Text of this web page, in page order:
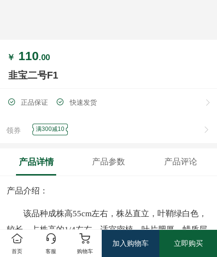
￥ 110.00
韭宝二号F1
正品保证 快速发货
领券 满300减10
产品详情 产品参数 产品评论
产品介绍：
该品种成株高55cm左右，株丛直立，叶鞘绿白色，
较长，占株高的1/4左右，适宜密植，叶片肥厚，蜡质层
较厚，光泽好，叶色深绿。通过对比，平韭系列、独根
首页 客服 购物车
加入购物车 立即购买